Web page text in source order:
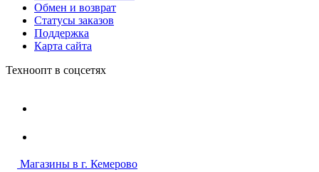
Обмен и возврат
Статусы заказов
Поддержка
Карта сайта
Техноопт в соцсетях
Магазины в г. Кемерово